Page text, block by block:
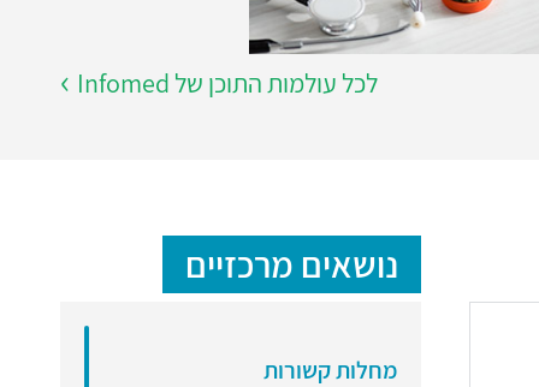
לכל עולמות התוכן של Infomed
נושאים מרכזיים
מחלות קשורות